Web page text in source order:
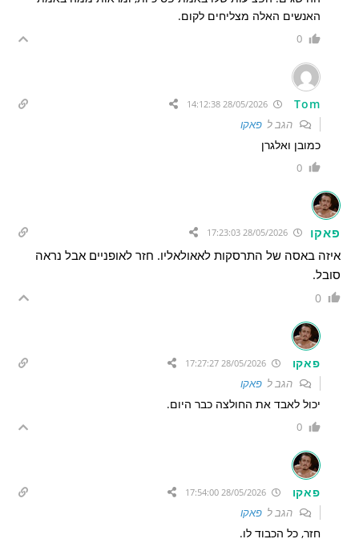
האנשים האלה מצליחים לקום.
0
Tom
הגב לפאקו
כמובן ואלגרן
0
פאקו 28/05/2026 17:23:03
איזה באסה של התרסקות לאאולאליו. חזר לאופניים אבל נראה
סובל.
0
פאקו 28/05/2026 17:27:27
הגב לפאקו
יכול לאבד את החולצה כבר היום.
0
פאקו 28/05/2026 17:54:00
הגב לפאקו
חזר, כל הכבוד לו.